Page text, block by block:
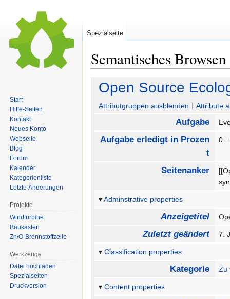
Semantisches Browsen
Zur
Navigation
springen
Zur
Suche
springen
Open Source
Attributgruppen ausblenden Attribute
Aufgabe
Aufgabe erledigt in Prozen
t
0
Seitenanker
Adminstrative properties
Anzeigetitel
Zuletzt geändert 7.
Classification properties
Kategorie Zu
Content properties
Spezialseite
Start
Hilfe-Seiten
Kontakt
Neues Konto
Webseite
Blog
Forum
Kalender
Kategorienliste
Letzte Änderungen
Projekte
Windturbine
Baukasten
Zn/O-Brennstoffzelle
Werkzeuge
Datei hochladen
Spezialseiten
Druckversion